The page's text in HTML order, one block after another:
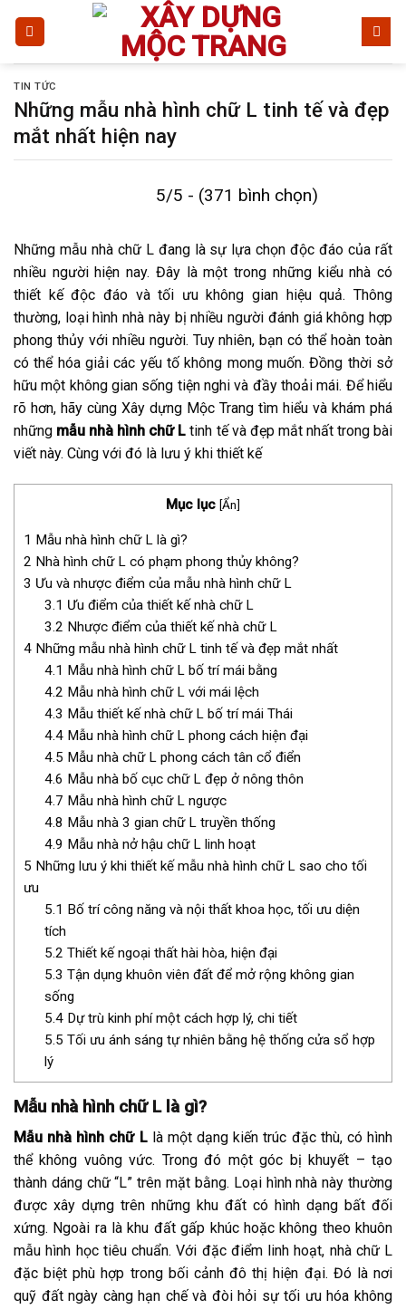
dungTIN TỨC
Những mẫu nhà hình chữ L tinh tế và đẹp
mắt nhất hiện nay
5/5 - (371 bình chọn)
Những mẫu nhà chữ L đang là sự lựa chọn độc đáo của rất
nhiều người hiện nay. Đây là một trong những kiểu nhà có
thiết kế độc đáo và tối ưu không gian hiệu quả. Thông
thường, loại hình nhà này bị nhiều người đánh giá không hợp
phong thủy với nhiều người. Tuy nhiên, bạn có thể hoàn toàn
có thể hóa giải các yếu tố không mong muốn. Đồng thời sở
hữu một không gian sống tiện nghi và đầy thoải mái. Để hiểu
rõ hơn, hãy cùng Xây dựng Mộc Trang tìm hiểu và khám phá
những mẫu nhà hình chữ L tinh tế và đẹp mắt nhất trong bài
viết này. Cùng với đó là lưu ý khi thiết kế
Mục lục [Ẩn]
1 Mẫu nhà hình chữ L là gì?
2 Nhà hình chữ L có phạm phong thủy không?
3 Ưu và nhược điểm của mẫu nhà hình chữ L
3.1 Ưu điểm của thiết kế nhà chữ L
3.2 Nhược điểm của thiết kế nhà chữ L
4 Những mẫu nhà hình chữ L tinh tế và đẹp mắt nhất
4.1 Mẫu nhà hình chữ L bố trí mái bằng
4.2 Mẫu nhà hình chữ L với mái lệch
4.3 Mẫu thiết kế nhà chữ L bố trí mái Thái
4.4Mẫu nhà hình chữ L phong cách hiện đại
4.5 Mẫu nhà chữ L phong cách tân cổ điển
4.6 Mẫu nhà bố cục chữ L đẹp ở nông thôn
4.7 Mẫu nhà hình chữ L ngược
4.8 Mẫu nhà 3 gian chữ L truyền thống
4.9 Mẫu nhà nở hậu chữ L linh hoạt
5 Những lưu ý khi thiết kế mẫu nhà hình chữ L sao cho tối
ưu
5.1 Bố trí công năng và nội thất khoa học, tối ưu diện
tích
5.2 Thiết kế ngoại thất hài hòa, hiện đại
5.3 Tận dụng khuôn viên đất để mở rộng không gian
sống
5.4Dự trù kinh phí một cách hợp lý, chi tiết
5.5 Tối ưu ánh sáng tự nhiên bằng hệ thống cửa sổ hợp
lý
Mẫu nhà hình chữ L là gì?
Mẫu nhà hình chữ Llà một dạng kiến trúc đặc thù, có hình
thể không vuông vức. Trong đó một góc bị khuyết – tạo
thành dáng chữ “L” trên mặt bằng. Loại hình nhà này thường
được xây dựng trên những khu đất có hình dạng bất đối
xứng. Ngoài ra là khu đất gấp khúc hoặc không theo khuôn
mẫu hình học tiêu chuẩn. Với đặc điểm linh hoạt, nhà chữ L
đặc biệt phù hợp trong bối cảnh đô thị hiện đại. Đó là nơi
quỹ đất ngày càng hạn chế và đòi hỏi sự tối ưu hóa không